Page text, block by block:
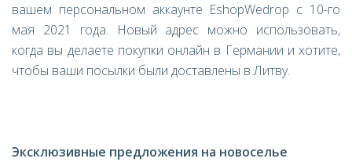
вашем персональном аккаунте EshopWedrop с 10-го
мая 2021 года. Новый адрес можно использовать,
когда вы делаете покупки онлайн в Германии и хотите,
чтобы ваши посылки были доставлены в Литву.
Эксклюзивные предложения на новоселье